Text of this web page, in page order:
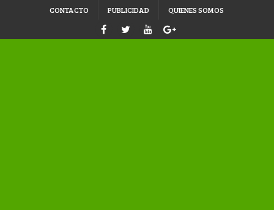
CONTACTO PUBLICIDAD QUIENES SOMOS